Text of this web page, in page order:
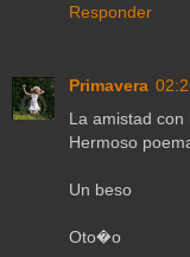
Responder
Primavera
La amistad con
Hermoso
Un beso
Oto�o